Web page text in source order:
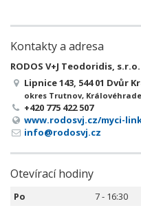
Kontakty a adresa
RODOS V+J Teodoridis,
Lipnice 143, 544 01 Dvůr
okres Trutnov,
+420 775 422 507
www.rodosvj.cz/myci-
info@rodosvj.cz
Otevírací hodiny
Po
7 - 16:30